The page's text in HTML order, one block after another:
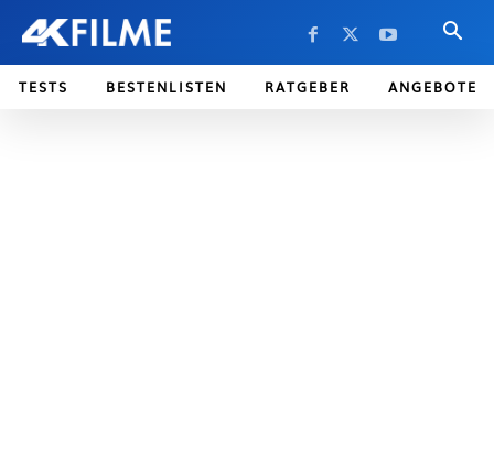
TESTS BESTENLISTEN RATGEBER ANGEBOTE